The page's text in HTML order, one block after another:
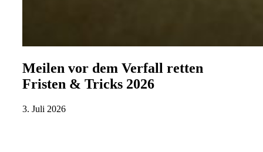
Meilen vor dem Verfall retten
Fristen & Tricks 2026
3. Juli 2026